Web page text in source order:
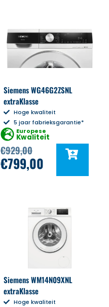
Siemens WG46G2ZSNL
extraKlasse
Hoge kwaliteit
5 jaar fabrieksgarantie*
Europese
Kwaliteit
€929,00
€799,00
Siemens WM14N09XNL
extraKlasse
Hoge kwaliteit